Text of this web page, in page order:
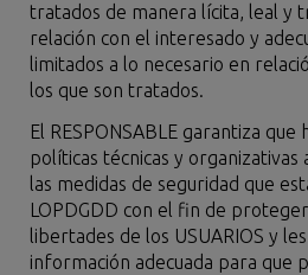
tratados de manera lícita, leal y
relación con el interesado y
limitados a lo necesario en
los que son tratados.
El RESPONSABLE garantiza
políticas técnicas y
las medidas de seguridad que
LOPDGDD con el fin de
libertades de los USUARIOS y
información adecuada para que